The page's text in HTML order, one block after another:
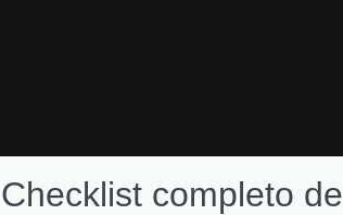
Checklist completo de